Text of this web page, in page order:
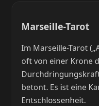
Marseille-Tarot
Im Marseille-Tarot
oft von einer Krone
betont. Es ist eine
Entschlossenheit.